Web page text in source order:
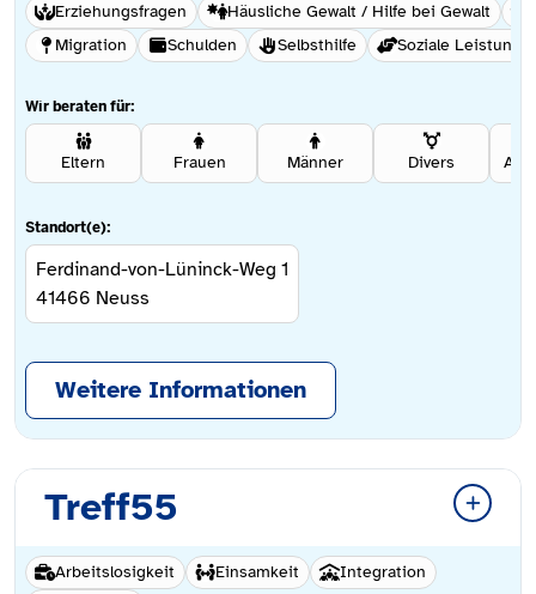
Erziehungsfragen
Häusliche Gewalt / Hilfe bei Gewalt
Migration
Schulden Selbsthilfe Soziale
Wir beraten für:
Eltern Frauen Männer Divers
Standort(e):
Ferdinand-von-Lüninck-Weg 1
41466 Neuss
Weitere Informationen
Treff55
Arbeitslosigkeit Einsamkeit
Integration